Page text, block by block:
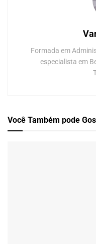
Formada em
especialista em
Você Também pode